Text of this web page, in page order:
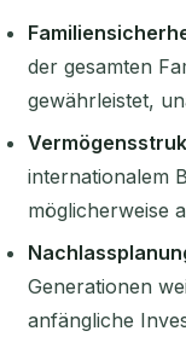
der gesamten
gewährleistet,
internationalem
möglicherweise
Generationen
anfängliche